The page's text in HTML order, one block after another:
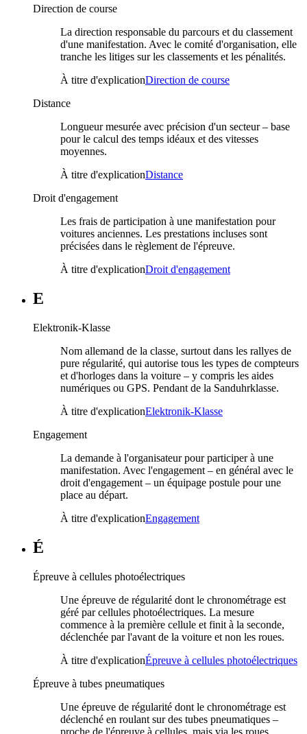
Direction de course
La direction responsable du parcours et du classement
d'une manifestation. Avec le comité d'organisation, elle
tranche les litiges sur les classements et les pénalités.
À titre d'explicationDirection de course
Distance
Longueur mesurée avec précision d'un secteur – base
pour le calcul des temps idéaux et des vitesses
moyennes.
À titre d'explicationDistance
Droit d'engagement
Les frais de participation à une manifestation pour
voitures anciennes. Les prestations incluses sont
précisées dans le règlement de l'épreuve.
À titre d'explicationDroit d'engagement
E
Elektronik-Klasse
Nom allemand de la classe, surtout dans les rallyes de
pure régularité, qui autorise tous les types de compteurs
et d'horloges dans la voiture – y compris les aides
numériques ou GPS. Pendant de la Sanduhrklasse.
À titre d'explicationElektronik-Klasse
Engagement
La demande à l'organisateur pour participer à une
manifestation. Avec l'engagement – en général avec le
droit d'engagement – un équipage postule pour une
place au départ.
À titre d'explicationEngagement
É
Épreuve à cellules photoélectriques
Une épreuve de régularité dont le chronométrage est
géré par cellules photoélectriques. La mesure
commence à la première cellule et finit à la seconde,
déclenchée par l'avant de la voiture et non les roues.
À titre d'explicationÉpreuve à cellules photoélectriques
Épreuve à tubes pneumatiques
Une épreuve de régularité dont le chronométrage est
déclenché en roulant sur des tubes pneumatiques –
proche de l'épreuve à cellules, mais via les roues.